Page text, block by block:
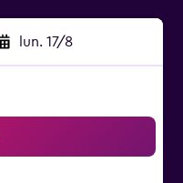
lun. 17/8